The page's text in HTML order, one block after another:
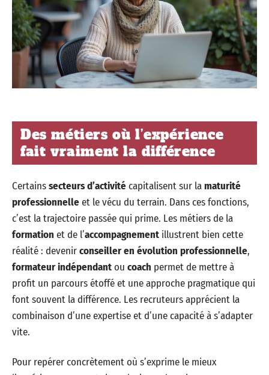
Des métiers où l’expérience
fait vraiment la différence
Certainssecteurs d’activitécapitalisent sur lamaturité
professionnelleet le vécu du terrain. Dans ces fonctions,
c’est la trajectoire passée qui prime. Les métiers de la
formation et de l’accompagnement illustrent bien cette
réalité : devenirconseiller en évolution professionnelle,
formateur indépendantou coach permet de mettre à
profit un parcours étoffé et une approche pragmatique qui
font souvent la différence. Les recruteurs apprécient la
combinaison d’une expertise et d’une capacité à s’adapter
vite.
Pour repérer concrètement où s’exprime le mieux